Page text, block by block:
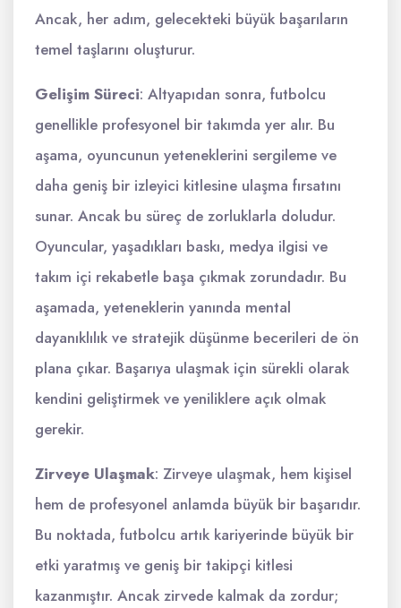
Ancak, her adım, gelecekteki büyük başarıların
temel taşlarını oluşturur.
Gelişim Süreci: Altyapıdan sonra, futbolcu
genellikle profesyonel bir takımda yer alır. Bu
aşama, oyuncunun yeteneklerini sergileme ve
daha geniş bir izleyici kitlesine ulaşma fırsatını
sunar. Ancak bu süreç de zorluklarla doludur.
Oyuncular, yaşadıkları baskı, medya ilgisi ve
takım içi rekabetle başa çıkmak zorundadır. Bu
aşamada, yeteneklerin yanında mental
dayanıklılık ve stratejik düşünme becerileri de ön
plana çıkar. Başarıya ulaşmak için sürekli olarak
kendini geliştirmek ve yeniliklere açık olmak
gerekir.
Zirveye Ulaşmak: Zirveye ulaşmak, hem kişisel
hem de profesyonel anlamda büyük bir başarıdır.
Bu noktada, futbolcu artık kariyerinde büyük bir
etki yaratmış ve geniş bir takipçi kitlesi
kazanmıştır. Ancak zirvede kalmak da zordur;